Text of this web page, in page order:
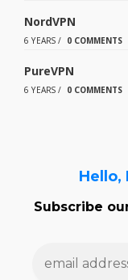
NordVPN
6 YEARS / 0 COMMENTS
PureVPN
6 YEARS / 0 COMMENTS
Hello,
Subscribe